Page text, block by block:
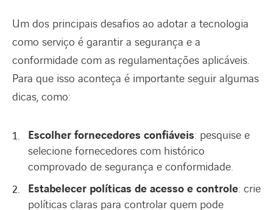
Um dos principais desafios ao adotar a tecnologia
como serviço é garantir a segurança e a
conformidade com as regulamentações aplicáveis.
Para que isso aconteça é importante seguir algumas
dicas, como:
Escolher fornecedores confiáveis: pesquise e
selecione fornecedores com histórico
comprovado de segurança e conformidade.
Estabelecer políticas de acesso e controle: crie
políticas claras para controlar quem pode